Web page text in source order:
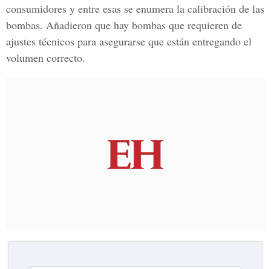
consumidores y entre esas se enumera la calibración de las
bombas. Añadieron que hay bombas que requieren de
ajustes técnicos para asegurarse que están entregando el
volumen correcto.